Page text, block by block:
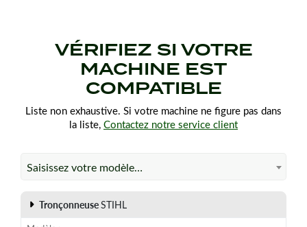
VÉRIFIEZ SI VOTRE
MACHINE EST
COMPATIBLE
Liste non exhaustive. Si votre machine ne figure pas dans
la liste, Contactez notre service client
Saisissez votre modèle…
TronçonneuseSTIHL